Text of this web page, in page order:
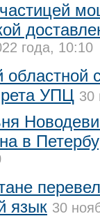
частицей
года, 10:10
областной
УПЦ 30
в
язык 30